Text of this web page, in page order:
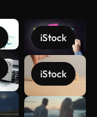
iStock
iStock
Mehr